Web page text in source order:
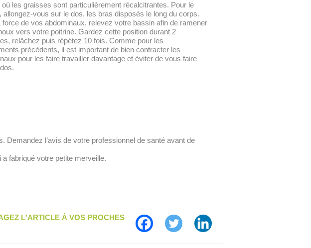
où les graisses sont particulièrement récalcitrantes. Pour le
allongez-vous sur le dos, les bras disposés le long du corps.
force de vos abdominaux, relevez votre bassin afin de ramener
vers votre poitrine. Gardez cette position durant 2
relâchez puis répétez 10 fois. Comme pour les
précédents, il est important de bien contracter les
pour les faire travailler davantage et éviter de vous faire
l’avis de votre professionnel de santé avant de
fabriqué votre petite merveille.
L'ARTICLE À VOS PROCHES